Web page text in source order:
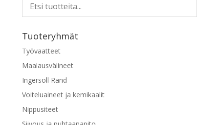
muunnelma.
Voit
valinnat
tuotteen
sivulla.
Tuoteryhmät
Työvaatteet
Maalausvälineet
Ingersoll Rand
Voiteluaineet ja kemikaalit
Nippusiteet